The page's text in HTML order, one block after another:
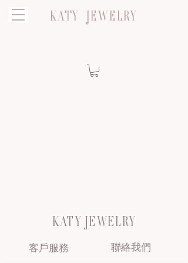
KATY JEWELRY
KATY JEWELRY
客戶服務 聯絡我們